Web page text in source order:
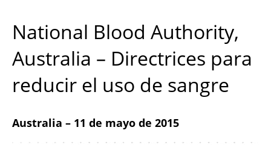
National Blood Authority,
Australia – Directrices para
reducir el uso de sangre
Australia – 11 de mayo de 2015